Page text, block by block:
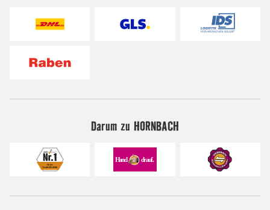
Darum zu HORNBACH